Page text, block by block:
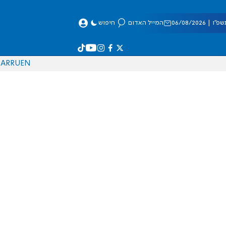
08/2026 המייל האדום חיפוש
EN
RU
AR